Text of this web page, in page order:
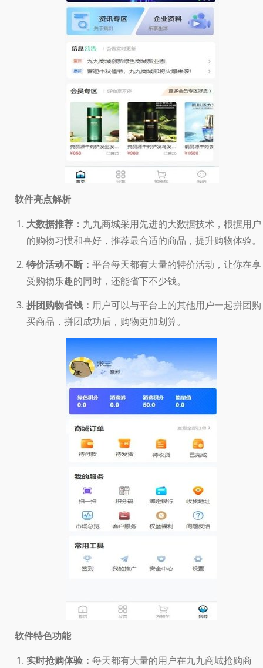
软件亮点解析
大数据推荐： 九九商城采用先进的大数据技术，根据用户
的购物习惯和喜好，推荐最合适的商品，提升购物体验。
特价活动不断： 平台每天都有大量的特价活动，让你在享
受购物乐趣的同时，还能省下不少钱。
拼团购物省钱： 用户可以与平台上的其他用户一起拼团购
买商品，拼团成功后，购物更加划算。
软件特色功能
实时抢购体验： 每天都有大量的用户在九九商城抢购商